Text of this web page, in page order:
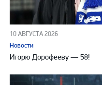
10 АВГУСТА 2026
Новости
Игорю Дорофееву — 58!